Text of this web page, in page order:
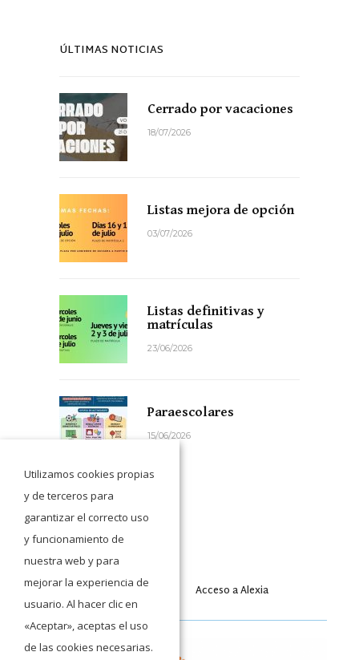
ÚLTIMAS NOTICIAS
Cerrado por vacaciones
18/07/2026
Listas mejora de opción
03/07/2026
Listas definitivas y
matrículas
23/06/2026
Paraescolares
15/06/2026
Acceso a Moodle Acceso a Alexia
Utilizamos cookies propias
y de terceros para
garantizar el correcto uso
y funcionamiento de
nuestra web y para
mejorar la experiencia de
usuario. Al hacer clic en
«Aceptar», aceptas el uso
de las cookies necesarias.